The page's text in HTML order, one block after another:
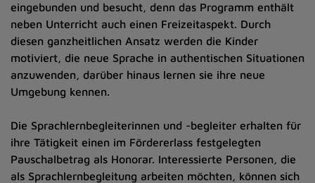
eingebunden und besucht, denn das Programm enthält
neben Unterricht auch einen Freizeitaspekt. Durch
diesen ganzheitlichen Ansatz werden die Kinder
motiviert, die neue Sprache in authentischen Situationen
anzuwenden, darüber hinaus lernen sie ihre neue
Umgebung kennen.
Die Sprachlernbegleiterinnen und -begleiter erhalten für
ihre Tätigkeit einen im Fördererlass festgelegten
Pauschalbetrag als Honorar. Interessierte Personen, die
als Sprachlernbegleitung arbeiten möchten, können sich